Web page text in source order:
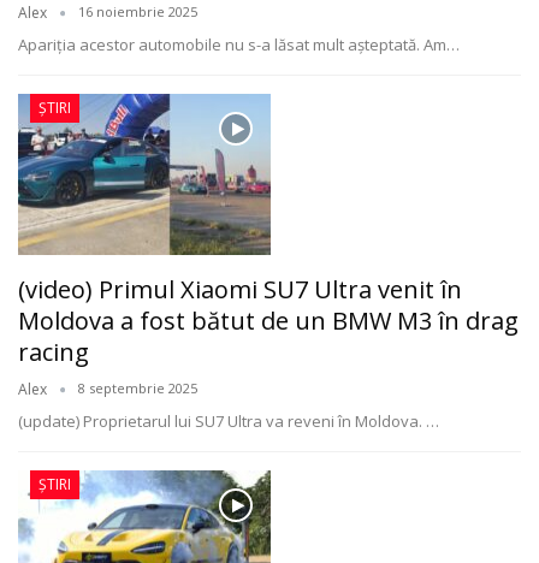
Alex 16 noiembrie 2025
Apariția acestor automobile nu s-a lăsat mult așteptată. Am…
ȘTIRI
(video) Primul Xiaomi SU7 Ultra venit în
Moldova a fost bătut de un BMW M3 în drag
racing
Alex 8 septembrie 2025
(update) Proprietarul lui SU7 Ultra va reveni în Moldova. …
ȘTIRI